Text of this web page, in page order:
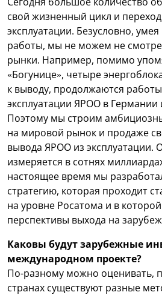
свой жизненный цикл и
эксплуатации. Безусловно,
работы, мы не можем не
рынки. Например, помимо
«Богунице», четыре
к выводу, продолжаются
эксплуатации ЯРОО в Германии
Поэтому мы строим
на мировой рынок и продаже
вывода ЯРОО из эксплуатации.
измеряется в сотнях
настоящее время мы
стратегию, которая проходит
на уровне Росатома и в
перспективы выхода на
Каковы будут зарубежные
международном проекте?
По-разному можно оценивать,
странах существуют разные